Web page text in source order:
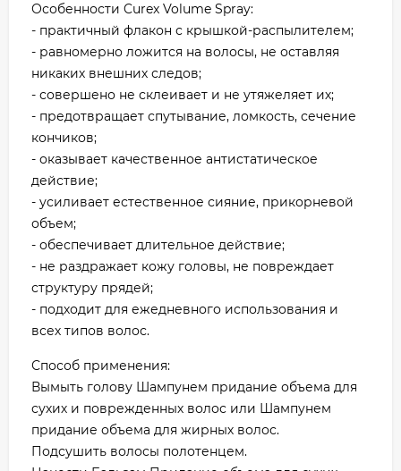
Особенности Curex Volume Spray:
- практичный флакон с крышкой-распылителем;
- равномерно ложится на волосы, не оставляя
никаких внешних следов;
- совершено не склеивает и не утяжеляет их;
- предотвращает спутывание, ломкость, сечение
кончиков;
- оказывает качественное антистатическое
действие;
- усиливает естественное сияние, прикорневой
объем;
- обеспечивает длительное действие;
- не раздражает кожу головы, не повреждает
структуру прядей;
- подходит для ежедневного использования и
всех типов волос.
Способ применения:
Вымыть голову Шампунем придание объема для
сухих и поврежденных волос или Шампунем
придание объема для жирных волос.
Подсушить волосы полотенцем.